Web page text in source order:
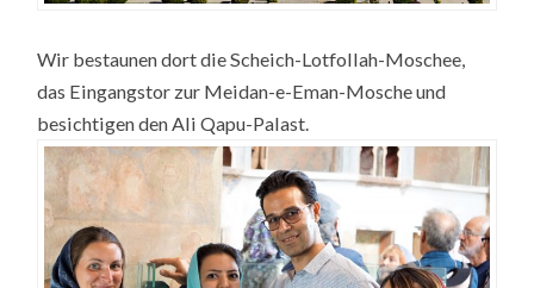
Wir bestaunen dort die Scheich-Lotfollah-Moschee,
das Eingangstor zur Meidan-e-Eman-Mosche und
besichtigen den Ali Qapu-Palast.